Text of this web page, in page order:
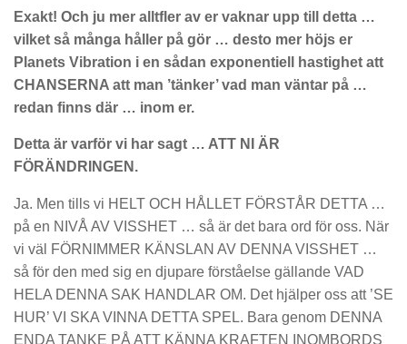
Exakt! Och ju mer alltfler av er vaknar upp till detta …
vilket så många håller på gör … desto mer höjs er
Planets Vibration i en sådan exponentiell hastighet att
CHANSERNA att man ’tänker’ vad man väntar på …
redan finns där … inom er.
Detta är varför vi har sagt … ATT NI ÄR
FÖRÄNDRINGEN.
Ja. Men tills vi HELT OCH HÅLLET FÖRSTÅR DETTA …
på en NIVÅ AV VISSHET … så är det bara ord för oss. När
vi väl FÖRNIMMER KÄNSLAN AV DENNA VISSHET …
så för den med sig en djupare förståelse gällande VAD
HELA DENNA SAK HANDLAR OM. Det hjälper oss att ’SE
HUR’ VI SKA VINNA DETTA SPEL. Bara genom DENNA
ENDA TANKE PÅ ATT KÄNNA KRAFTEN INOMBORDS